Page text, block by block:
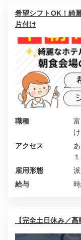
希望シフトOK！綺
片付け
職種
け
アクセス
雇用形態
給与
【完全土日休み／